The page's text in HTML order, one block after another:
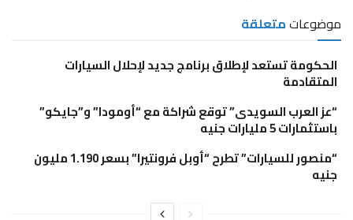
موضوعاتمتعلقة
الحكومة تستعد لإطلاق برنامج جديد لإحلال السيارات
المتقادمة
“عز العرب السويدى” توقع شراكة مع “أومودا” و”جايكو”
باستثمارات 5 مليارات جنيه
“منصور للسيارات” تطرح “أوبل فرونتيرا” بسعر 1.190 مليون
جنيه